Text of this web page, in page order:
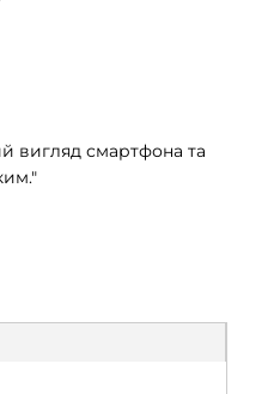
вигляд смартфона та